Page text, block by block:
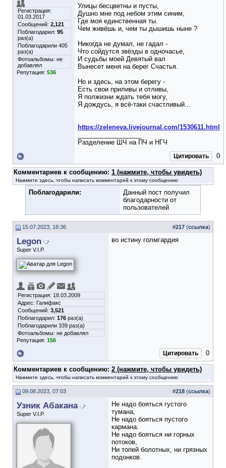
Регистрация:
01.03.2017
Сообщений: 2,121
Поблагодарил: 95
раз(а)
Поблагодарили 405
раз(а)
Фотоальбомы: не
добавлял
Репутация: 536
Улицы бесцветны и пусты,
Душно мне под небом этим синим,
Где моя единственная ты.
Чем живёшь и, чем ты дышишь ныне ?
Никогда не думал, не гадал -
Что сойдутся звёзды в одночасье,
И судьбы моей Девятый вал
Вынесет меня на берег Счастья.
Но и здесь, на этом берегу -
Есть свои приливы и отливы,
Я полжизни ждать тебя могу,
Я дождусь, я всё-таки счастливый...
https://zeleneva.livejournal.com/1530611.html
Разделение ШЧ на ПЧ и НГЧ
Цитировать 0
Комментариев к сообщению: 1 (нажмите, чтобы увидеть)
Нажмите здесь, чтобы написать комментарий к этому сообщению
Поблагодарили:
Данный пост получил
благодарности от
пользователей
15.07.2023, 18:36 #217 (ссылка)
Legon
Super V.I.P.
Регистрация: 18.03.2009
Адрес: Галифакс
Сообщений: 3,521
Поблагодарил: 176 раз(а)
Поблагодарили 339 раз(а)
Фотоальбомы: не добавлял
Репутация: 156
во истину голмгардия
Цитировать 0
Комментариев к сообщению: 2 (нажмите, чтобы увидеть)
Нажмите здесь, чтобы написать комментарий к этому сообщению
09.08.2023, 07:03 #218 (ссылка)
Узник Абакана
Super V.I.P.
Не надо бояться густого
тумана,
Не надо бояться пустого
кармана.
Не надо бояться ни горных
потоков,
Ни топей болотных, ни грязных
подонков.